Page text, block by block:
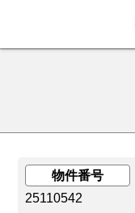
物件番号
25110542